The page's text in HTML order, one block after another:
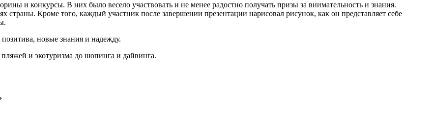
и конкурсы. В них было весело участвовать и не менее радостно получать призы за внимательность и знания.
Кроме того, каждый участник после завершении презентации нарисовал рисунок, как он представляет себе
новые знания и надежду.
и экотуризма до шопинга и дайвинга.